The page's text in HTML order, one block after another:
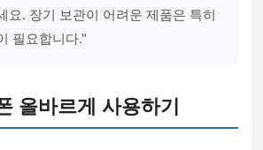
요. 장기 보관이 어려운 제품은 특히
필요합니다."
올바르게 사용하기